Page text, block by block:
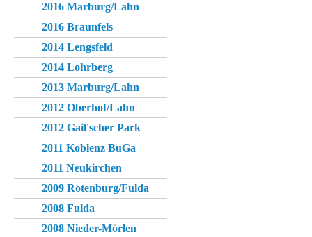
2016 Marburg/Lahn
2016 Braunfels
2014 Lengsfeld
2014 Lohrberg
2013 Marburg/Lahn
2012 Oberhof/Lahn
2012 Gail'scher Park
2011 Koblenz BuGa
2011 Neukirchen
2009 Rotenburg/Fulda
2008 Fulda
2008 Nieder-Mörlen